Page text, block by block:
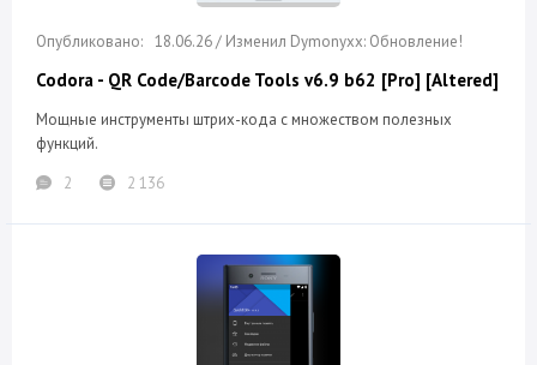
18.06.26 / Изменил Dymonyxx: Обновление!
Codora - QR Code/Barcode Tools v6.9 b62 [Pro] [Altered]
Мощные инструменты штрих-кода с множеством полезных
функций.
2
2 136